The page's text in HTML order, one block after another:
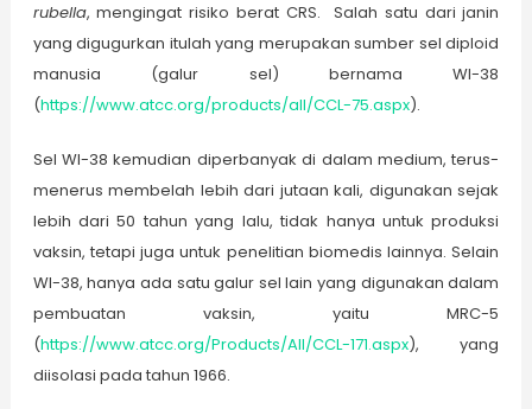
rubella, mengingat risiko berat CRS. Salah satu dari janin
yang digugurkan itulah yang merupakan sumber sel diploid
manusia (galur sel) bernama WI-38
(https://www.atcc.org/products/all/CCL-75.aspx).
Sel WI-38 kemudian diperbanyak di dalam medium, terus-
menerus membelah lebih dari jutaan kali, digunakan sejak
lebih dari 50 tahun yang lalu, tidak hanya untuk produksi
vaksin, tetapi juga untuk penelitian biomedis lainnya. Selain
WI-38, hanya ada satu galur sel lain yang digunakan dalam
pembuatan vaksin, yaitu MRC-5
(https://www.atcc.org/Products/All/CCL-171.aspx), yang
diisolasi pada tahun 1966.